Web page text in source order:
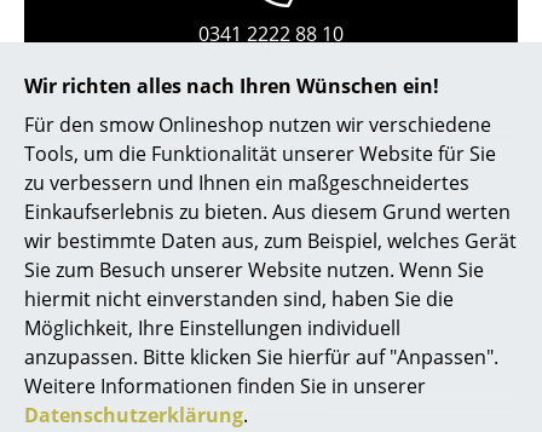
Wir richten alles nach Ihren Wünschen ein!
Für den smow Onlineshop nutzen wir verschiedene
Tools, um die Funktionalität unserer Website für Sie
zu verbessern und Ihnen ein maßgeschneidertes
Einkaufserlebnis zu bieten. Aus diesem Grund werten
wir bestimmte Daten aus, zum Beispiel, welches Gerät
Sie zum Besuch unserer Website nutzen. Wenn Sie
hiermit nicht einverstanden sind, haben Sie die
Möglichkeit, Ihre Einstellungen individuell
anzupassen. Bitte klicken Sie hierfür auf "Anpassen".
Weitere Informationen finden Sie in unserer
Datenschutzerklärung.
Outdoor-Leuchten
Akkuleuchten
... alle Leuchten
Betten
Doppelbetten
Einzelbetten
Stapelbetten
Kinderbetten
0341 2222 88 10
service@smow.de